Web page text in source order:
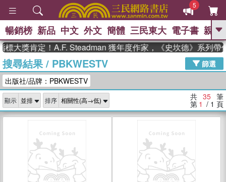
5
GO
熱搜： 高希均教授回憶錄
、 The Odyssey 、 父親節 、 如果歷
獎 臺灣漫遊錄 、 方念華 、 台灣的李
登輝時代
數學女孩：黎曼猜想 、
偉大的迷走神經
暢銷榜 新品 中文 外文 簡體 三民東大 電子書 親子
肯定！A.F. Steadman 獲年度作家，《史坎德》系列帶你踏
搜尋結果/ PBKWESTV
篩選
出版社/品牌：PBKWESTV
顯示 排序 共 35 筆
第 1 / 1 頁